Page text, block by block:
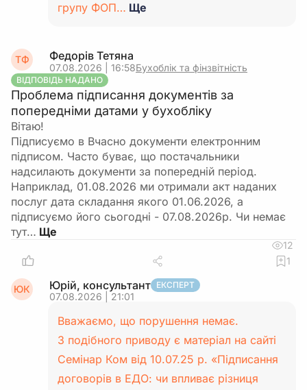
групу ФОП… Ще
ТФ Федорів Тетяна
07.08.2026 | 16:58Бухоблік та фінзвітність
ВІДПОВІДЬ НАДАНО
Проблема підписання документів за
попередніми датами у бухобліку
Вітаю!
Підписуємо в Вчасно документи електронним
підписом. Часто буває, що постачальники
надсилають документи за попередній період.
Наприклад, 01.08.2026 ми отримали акт наданих
послуг дата складання якого 01.06.2026, а
підписуємо його сьогодні - 07.08.2026р. Чи немає
тут…
12
1
ЮК Юрій, консультант ЕКСПЕРТ
07.08.2026 | 21:01
Вважаємо, що порушення немає.
З подібного приводу є матеріал на сайті
Семінар Ком від 10.07.25 р. «Підписання
договорів в ЕДО: чи впливає різниця